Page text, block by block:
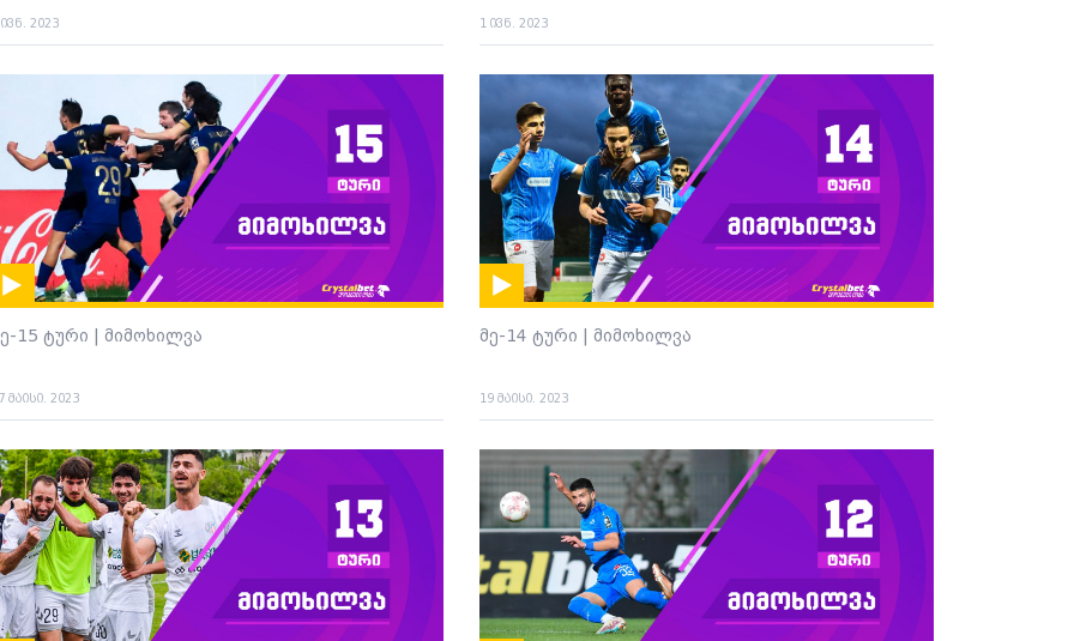
2023 1 ივნ. 2023
15 ტური | მიმოხილვა
მაისი. 2023
მე-14 ტური | მიმოხილვა
19 მაისი. 2023